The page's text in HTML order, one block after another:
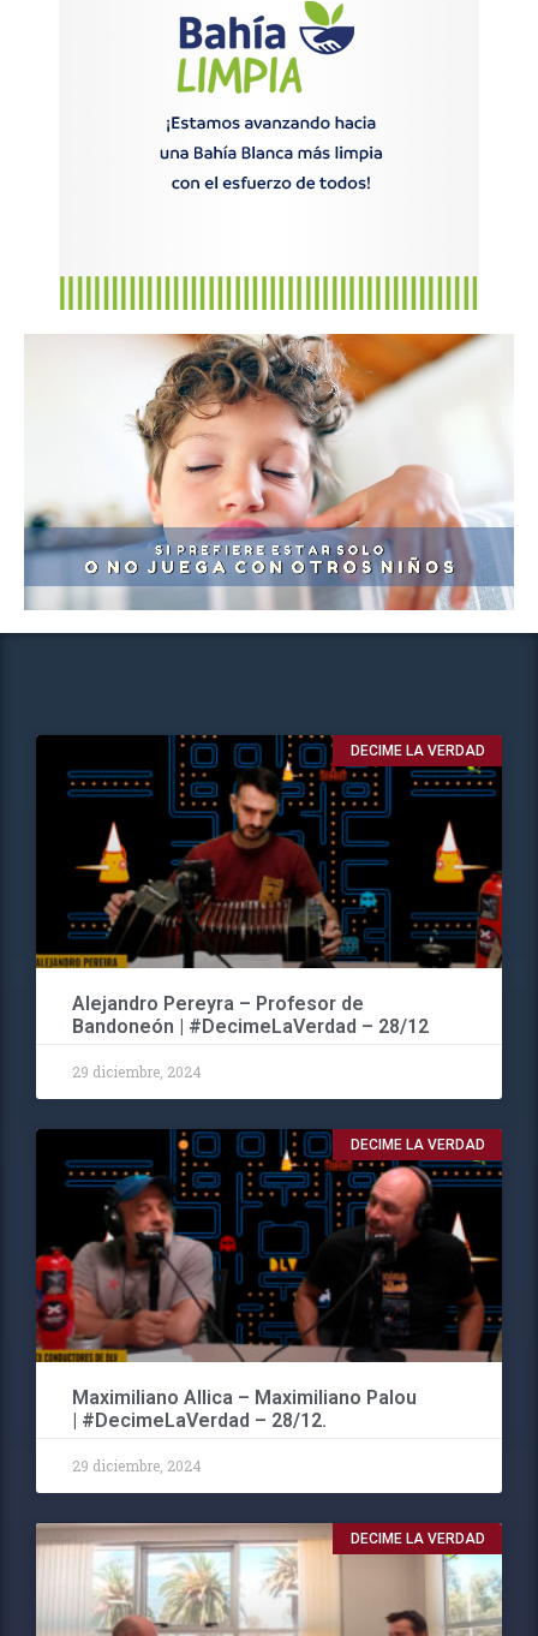
DECIME LA VERDAD
Alejandro Pereyra – Profesor de
Bandoneón | #DecimeLaVerdad – 28/12
29 diciembre, 2024
DECIME LA VERDAD
Maximiliano Allica – Maximiliano Palou
| #DecimeLaVerdad – 28/12.
29 diciembre, 2024
DECIME LA VERDAD